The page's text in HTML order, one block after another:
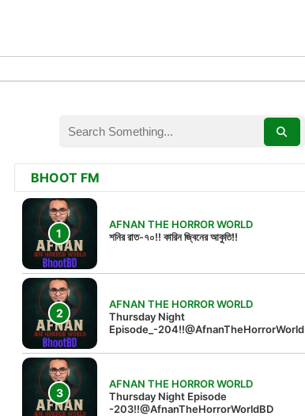
BHOOT FM
AFNAN THE HORROR WORLD
শনির রাত-৭০!! কারিন জ্বিনের আকুতি!!
AFNAN THE HORROR WORLD
Thursday Night
Episode_-204!!@AfnanTheHorrorWorld
AFNAN THE HORROR WORLD
Thursday Night Episode
-203!!@AfnanTheHorrorWorldBD